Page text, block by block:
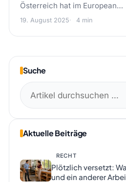
Österreich hat im European…
19. August 2025 4 min
Suche
Suchen
nach:
Aktuelle Beiträge
RECHT
Plötzlich versetzt:
und ein anderer